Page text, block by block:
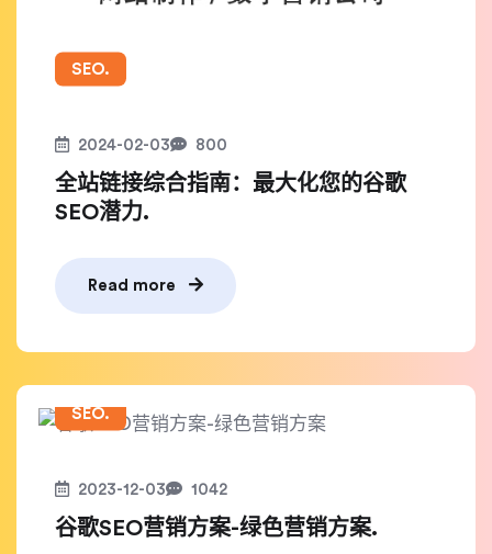
SEO.
2024-02-03 800
全站链接综合指南：最大化您的谷歌
SEO潜力.
Read more
SEO.
2023-12-03 1042
谷歌SEO营销方案-绿色营销方案.